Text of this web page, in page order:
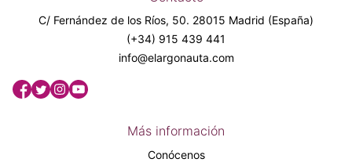
C/ Fernández de los Ríos, 50. 28015 Madrid (España)
(+34) 915 439 441
info@elargonauta.com
Más información
Conócenos